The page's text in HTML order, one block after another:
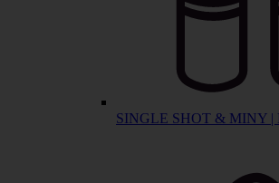
SINGLE SHOT & MINY |